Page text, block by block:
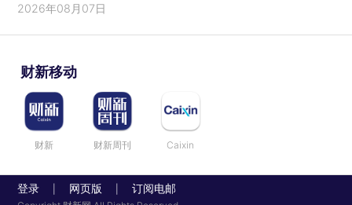
2026年08月07日
财新移动
财新 财新周刊 Caixin
登录 网页版 订阅电邮